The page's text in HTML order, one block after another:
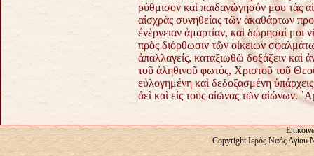
ρύθμισον καὶ παιδαγώγησόν μου τὰς
αἰσχρᾶς συνηθείας τῶν ἀκαθάρτων
ἐνέργειαν ἁμαρτίαν, καὶ δώρησαί μοι
πρὸς διόρθωσιν τῶν οἰκείων
ἀπαλλαγείς, καταξιωθῶ δοξάζειν καὶ
τοῦ ἀληθινοῦ φωτός, Χριστοῦ τοῦ
εὐλογημένη καὶ δεδοξασμένη
ἀεὶ καὶ εἰς τοὺς αἰῶνας τῶν αἰώνων.
Copyright Ιερός Ναός Αγίου